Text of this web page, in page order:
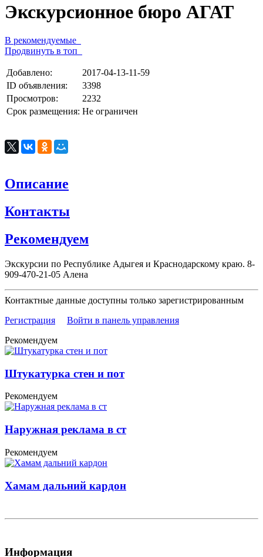
Экскурсионное бюро АГАТ
В рекомендуемые
Продвинуть в топ
Добавлено:
2017-04-13-11-59
ID объявления:
3398
Просмотров:
2232
Срок размещения: Не ограничен
Описание
Контакты
Рекомендуем
Экскурсии по Республике Адыгея и Краснодарскому краю. 8-
909-470-21-05 Алена
Контактные данные доступны только зарегистрированным
Регистрация
Войти в панель управления
Рекомендуем
Штукатурка стен и пот
Рекомендуем
Наружная реклама в ст
Рекомендуем
Хамам дальний кардон
Информация